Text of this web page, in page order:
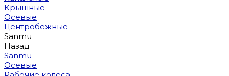
Крышные
Осевые
Центробежные
Sanmu
Назад
Sanmu
Осевые